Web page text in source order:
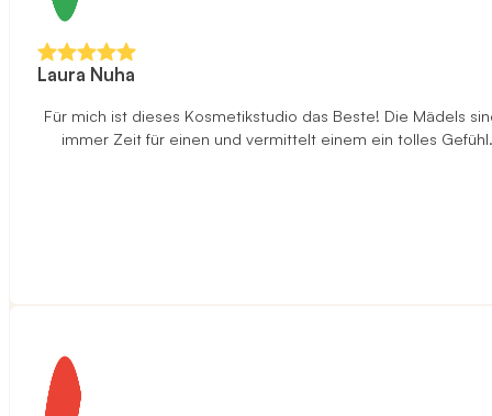
Laura Nuha
Für mich ist dieses Kosmetikstudio das Beste! Die Mädels
immer Zeit für einen und vermittelt einem ein tolles